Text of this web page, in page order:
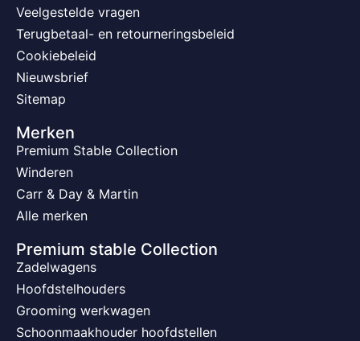
Veelgestelde vragen
Terugbetaal- en retourneringsbeleid
Cookiebeleid
Nieuwsbrief
Sitemap
Merken
Premium Stable Collection
Winderen
Carr & Day & Martin
Alle merken
Premium stable Collection
Zadelwagens
Hoofdstelhouders
Grooming werkwagen
Schoonmaakhouder hoofdstellen